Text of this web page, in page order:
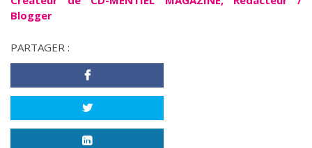
Blogger
PARTAGER :